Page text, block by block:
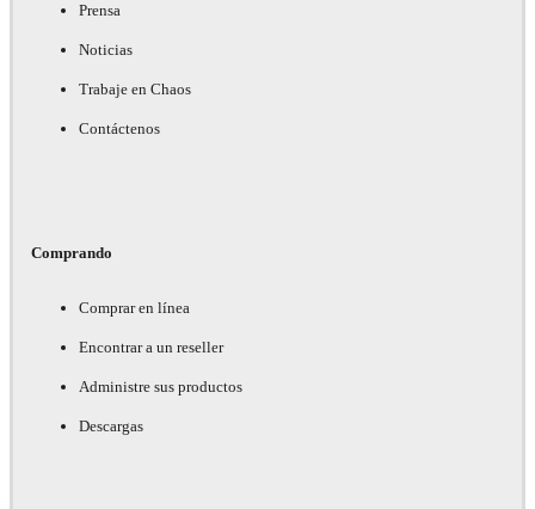
Prensa
Noticias
Trabaje en Chaos
Contáctenos
Comprando
Comprar en línea
Encontrar a un reseller
Administre sus productos
Descargas